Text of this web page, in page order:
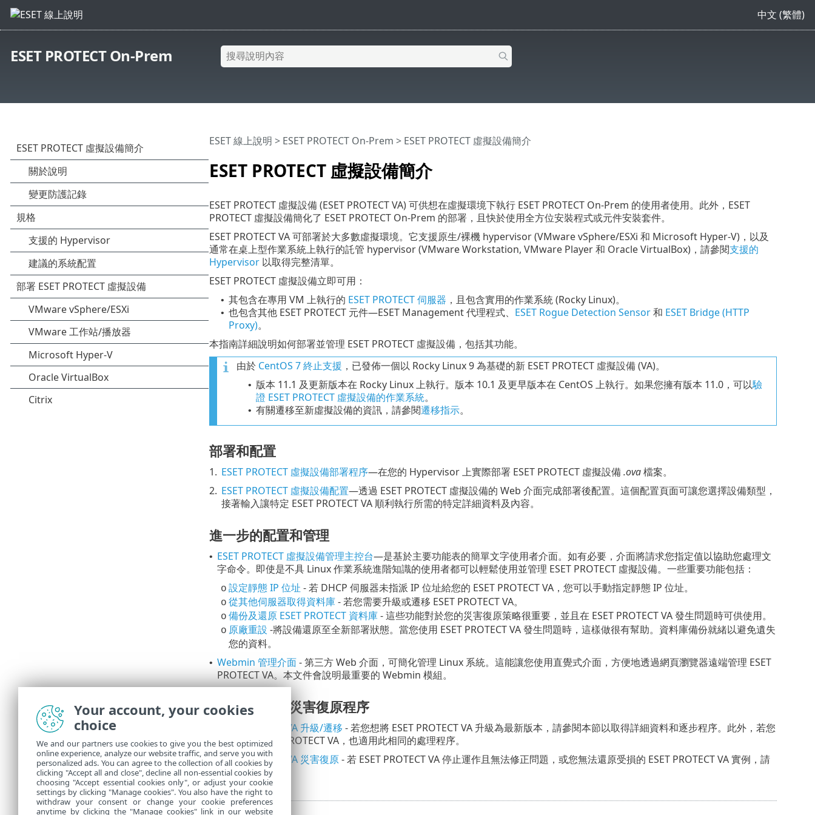
中文 (繁體)
ESET PROTECT On-Prem
ESET PROTECT 虛擬設備簡介
ESET 線上說明 > ESET PROTECT On-Prem > ESET PROTECT 虛擬設備簡介
ESET PROTECT 虛擬設備 (ESET PROTECT VA) 可供想在虛擬環境下執行 ESET PROTECT On-Prem 的使用者使用。此外，ESET
PROTECT 虛擬設備簡化了 ESET PROTECT On-Prem 的部署，且快於使用全方位安裝程式或元件安裝套件。
ESET PROTECT VA 可部署於大多數虛擬環境。它支援原生/裸機 hypervisor (VMware vSphere/ESXi 和 Microsoft Hyper-V)，以及
通常在桌上型作業系統上執行的託管 hypervisor (VMware Workstation, VMware Player 和 Oracle VirtualBox)，請參閱支援的
Hypervisor以取得完整清單。
ESET PROTECT 虛擬設備立即可用：
• 其包含在專用 VM 上執行的 ESET PROTECT 伺服器 ，且包含實用的作業系統 (Rocky Linux)。
• 也包含其他 ESET PROTECT 元件—ESET Management 代理程式、 ESET Rogue Detection Sensor和 ESET Bridge (HTTP
Proxy)。
本指南詳細說明如何部署並管理 ESET PROTECT 虛擬設備，包括其功能。
由於 CentOS 7 終止支援 ，已發佈一個以 Rocky Linux 9 為基礎的新 ESET PROTECT 虛擬設備 (VA)。
• 版本 11.1 及更新版本在 Rocky Linux 上執行。版本 10.1 及更早版本在 CentOS 上執行。如果您擁有版本 11.0，可以驗
證 ESET PROTECT 虛擬設備的作業系統。
• 有關遷移至新虛擬設備的資訊，請參閱遷移指示。
部署和配置
1. ESET PROTECT 虛擬設備部署程序—在您的 Hypervisor 上實際部署 ESET PROTECT 虛擬設備.ova檔案。
2. ESET PROTECT 虛擬設備配置—透過 ESET PROTECT 虛擬設備的 Web 介面完成部署後配置。這個配置頁面可讓您選擇設備類型，
接著輸入讓特定 ESET PROTECT VA 順利執行所需的特定詳細資料及內容。
進一步的配置和管理
• ESET PROTECT 虛擬設備管理主控台—是基於主要功能表的簡單文字使用者介面。如有必要，介面將請求您指定值以協助您處理文
字命令。即使是不具 Linux 作業系統進階知識的使用者都可以輕鬆使用並管理 ESET PROTECT 虛擬設備。一些重要功能包括：
o 設定靜態 IP 位址 - 若 DHCP 伺服器未指派 IP 位址給您的 ESET PROTECT VA，您可以手動指定靜態 IP 位址。
o 從其他伺服器取得資料庫- 若您需要升級或遷移 ESET PROTECT VA。
o 備份及還原 ESET PROTECT 資料庫- 這些功能對於您的災害復原策略很重要，並且在 ESET PROTECT VA 發生問題時可供使用。
o 原廠重設 -將設備還原至全新部署狀態。當您使用 ESET PROTECT VA 發生問題時，這樣做很有幫助。資料庫備份就緒以避免遺失
您的資料。
• Webmin 管理介面- 第三方 Web 介面，可簡化管理 Linux 系統。這能讓您使用直覺式介面，方便地透過網頁瀏覽器遠端管理 ESET
PROTECT VA。本文件會說明最重要的 Webmin 模組。
升級、遷移和災害復原程序
ESET PROTECT VA 升級/遷移 - 若您想將 ESET PROTECT VA 升級為最新版本，請參閱本節以取得詳細資料和逐步程序。此外，若您
需要遷移 ESET PROTECT VA，也適用此相同的處理程序。
• ESET PROTECT VA 災害復原- 若 ESET PROTECT VA 停止運作且無法修正問題，或您無法還原受損的 ESET PROTECT VA 實例，請
遵循此程序。
Your account, your cookies
choice
We and our partners use cookies to give you the best optimized
online experience, analyze our website traffic, and serve you with
personalized ads. You can agree to the collection of all cookies by
clicking "Accept all and close", decline all non-essential cookies by
choosing "Accept essential cookies only", or adjust your cookie
settings by clicking "Manage cookies". You also have the right to
withdraw your consent or change your cookie preferences
anytime by clicking the "Manage cookies" link in our website